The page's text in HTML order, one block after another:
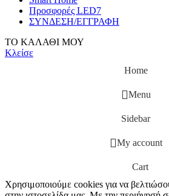
Προσφορές LED7
ΣΥΝΔΕΣΗ/ΕΓΓΡΑΦΗ
ΤΟ ΚΑΛΑΘΙ ΜΟΥ
Κλείσε
Home
Menu
Sidebar
My account
Cart
Χρησιμοποιούμε cookies για να